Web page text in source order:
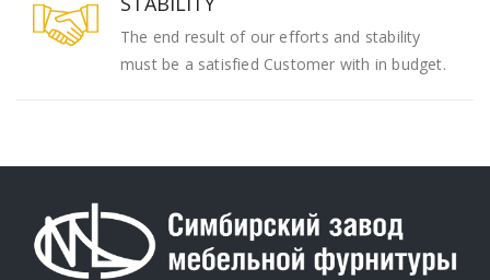
The end result of our efforts and stability
must be a satisfied Customer with in budget.